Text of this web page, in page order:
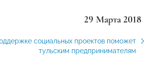
29 Марта 2018
социальных проектов поможет
тульским предпринимателям